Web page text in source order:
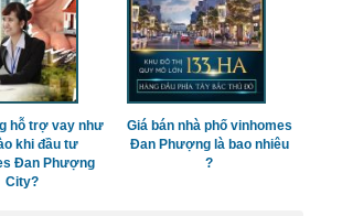
hỗ trợ vay như
khi đầu tư
Đan Phượng
City?
Giá bán nhà phố vinhomes
Đan Phượng là bao nhiêu
?